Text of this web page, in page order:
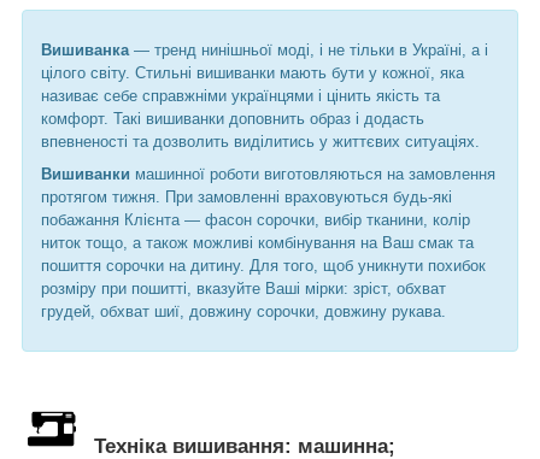
Вишиванка ― тренд нинішньої моді, і не тільки в Україні, а і
цілого світу. Стильні вишиванки мають бути у кожної, яка
називає себе справжніми українцями і цінить якість та
комфорт. Такі вишиванки доповнить образ і додасть
впевненості та дозволить виділитись у життєвих ситуаціях.
Вишиванки машинної роботи виготовляються на замовлення
протягом тижня. При замовленні враховуються будь-які
побажання Клієнта ― фасон сорочки, вибір тканини, колір
ниток тощо, а також можливі комбінування на Ваш смак та
пошиття сорочки на дитину. Для того, щоб уникнути похибок
розміру при пошитті, вказуйте Ваші мірки: зріст, обхват
грудей, обхват шиї, довжину сорочки, довжину рукава.
Техніка вишивання: машинна;